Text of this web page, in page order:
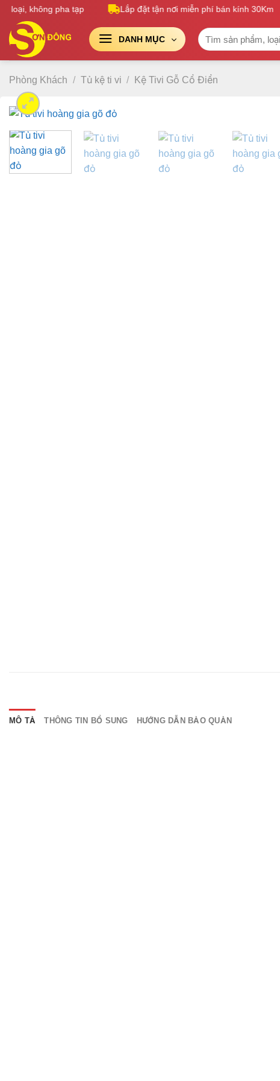
Bỏ
nội
dung
không pha tạp Lắp đặt tận nơi miễn phí bán kính 30Km
DANH MỤC
Tìm
kiếm:
Phòng Khách / Tủ kệ ti vi / Kệ Tivi Gỗ Cổ Điển
MÔ TẢ THÔNG TIN BỔ SUNG HƯỚNG DẪN BẢO QUẢN